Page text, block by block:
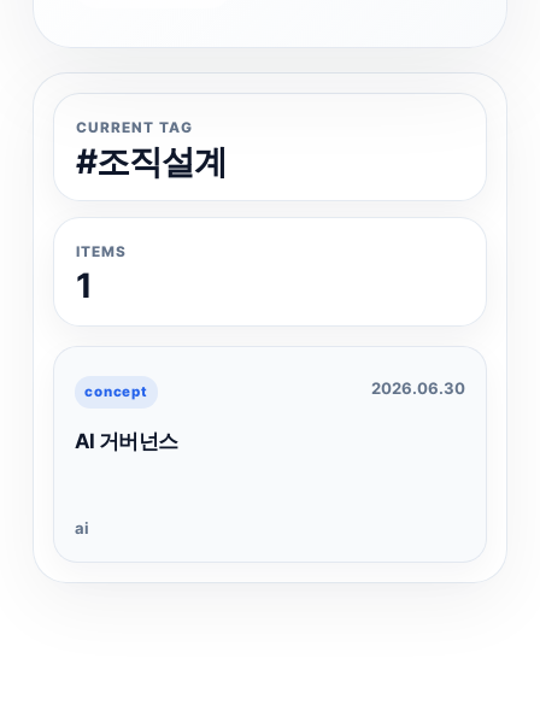
CURRENT TAG
#조직설계
ITEMS
1
concept 2026.06.30
AI 거버넌스
ai